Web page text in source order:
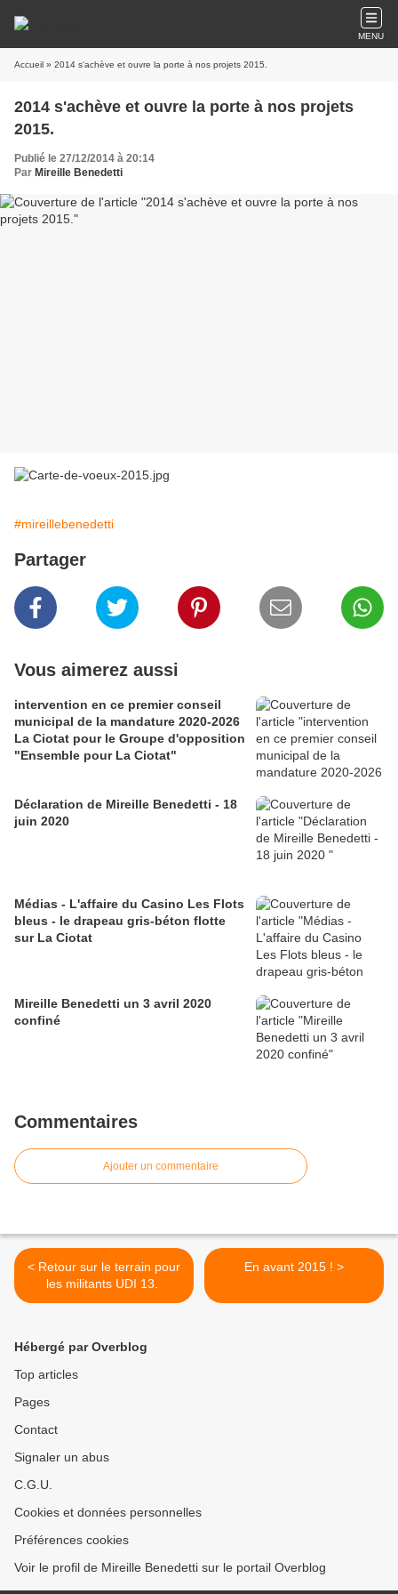
MENU
Accueil » 2014 s'achève et ouvre la porte à nos projets 2015.
2014 s'achève et ouvre la porte à nos projets
2015.
Publié le 27/12/2014 à 20:14
Par Mireille Benedetti
#mireillebenedetti
Partager
Vous aimerez aussi
intervention en ce premier conseil
municipal de la mandature 2020-2026
La Ciotat pour le Groupe d'opposition
"Ensemble pour La Ciotat"
Déclaration de Mireille Benedetti - 18
juin 2020
Médias - L'affaire du Casino Les Flots
bleus - le drapeau gris-béton flotte
sur La Ciotat
Mireille Benedetti un 3 avril 2020
confiné
Commentaires
Ajouter un commentaire
< Retour sur le terrain pour
les militants UDI 13.
En avant 2015 ! >
Hébergé par Overblog
Top articles
Pages
Contact
Signaler un abus
C.G.U.
Cookies et données personnelles
Préférences cookies
Voir le profil de Mireille Benedetti sur le portail Overblog